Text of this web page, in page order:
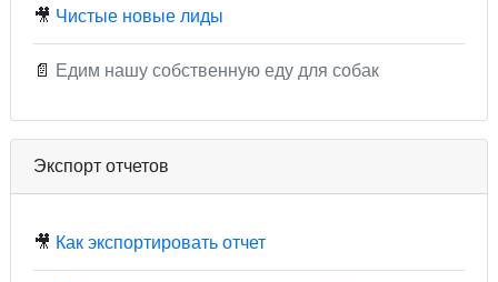
🎥 Чистые новые лиды
📄 Едим нашу собственную еду для собак
Экспорт отчетов
🎥 Как экспортировать отчет